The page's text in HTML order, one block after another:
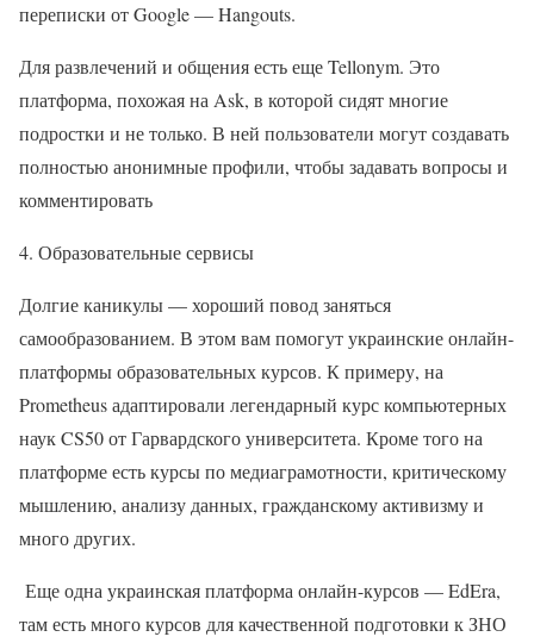
переписки от Google — Hangouts.
Для развлечений и общения есть еще Tellonym. Это
платформа, похожая на Ask, в которой сидят многие
подростки и не только. В ней пользователи могут создавать
полностью анонимные профили, чтобы задавать вопросы и
комментировать
4. Образовательные сервисы
Долгие каникулы — хороший повод заняться
самообразованием. В этом вам помогут украинские онлайн-
платформы образовательных курсов. К примеру, на
Prometheus адаптировали легендарный курс компьютерных
наук CS50 от Гарвардского университета. Кроме того на
платформе есть курсы по медиаграмотности, критическому
мышлению, анализу данных, гражданскому активизму и
много других.
Еще одна украинская платформа онлайн-курсов — EdEra,
там есть много курсов для качественной подготовки к ЗНО